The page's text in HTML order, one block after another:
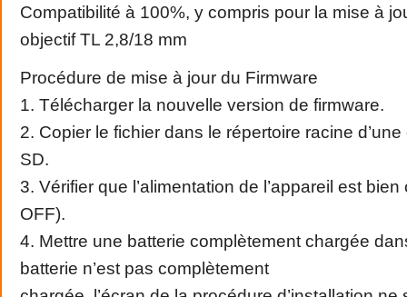
Compatibilité à 100%, y compris pour la mise à
objectif TL 2,8/18 mm
Procédure de mise à jour du Firmware
1. Télécharger la nouvelle version de firmware.
2. Copier le fichier dans le répertoire racine
SD.
3. Vérifier que l’alimentation de l’appareil est
OFF).
4. Mettre une batterie complètement chargée
batterie n’est pas complètement